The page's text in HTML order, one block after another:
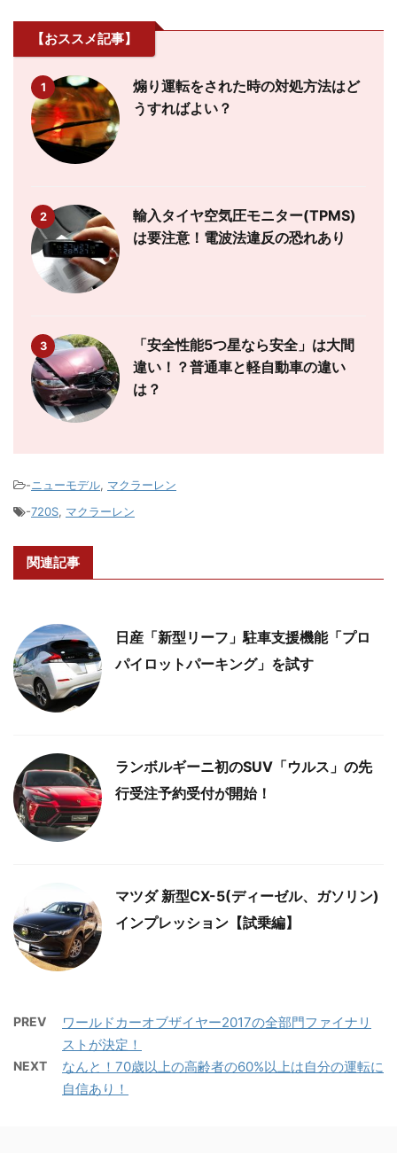
【おススメ記事】
1
煽り運転をされた時の対処方法はど
うすればよい？
2
輸入タイヤ空気圧モニター(TPMS)
は要注意！電波法違反の恐れあり
3
「安全性能5つ星なら安全」は大間
違い！？普通車と軽自動車の違い
は？
-ニューモデル, マクラーレン
-720S, マクラーレン
関連記事
日産「新型リーフ」駐車支援機能「プロ
パイロットパーキング」を試す
ランボルギーニ初のSUV「ウルス」の先
行受注予約受付が開始！
マツダ 新型CX-5(ディーゼル、ガソリン)
インプレッション【試乗編】
PREV
ワールドカーオブザイヤー2017の全部門ファイナリ
ストが決定！
NEXT
なんと！70歳以上の高齢者の60%以上は自分の運転に
自信あり！